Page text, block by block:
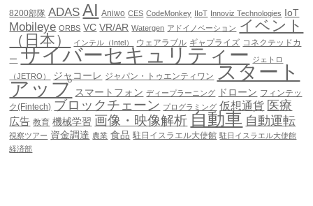
8200部隊 ADAS AI Aniwo CES CodeMonkey IIoT Innoviz Technologies IoT
Mobileye ORBS VC VR/AR Watergen アドイノベーション イベント
（日本）
インテル（Intel） ウェアラブル ギャプライズ コネクテッドカ
ー サイバーセキュリティー ジェトロ
（JETRO）
ジャコーレ ジャパン・トゥエンティワン スタート
アップ スマートフォン ディープラーニング ドローン フィンテッ
ク(Fintech) ブロックチェーン プログラミング 仮想通貨 医療
広告 教育 機械学習 画像・映像解析 自動車 自動運転
視察ツアー 資金調達 農業 食品 駐日イスラエル大使館 駐日イスラエル大使館
経済部